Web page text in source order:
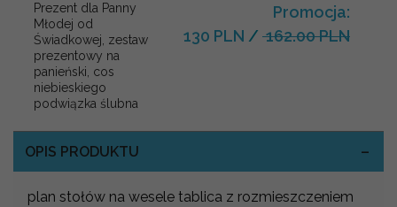
Prezent dla Panny
Młodej od
Świadkowej, zestaw
prezentowy na
panieński, cos
niebieskiego
podwiązka ślubna
Promocja:
130 PLN / 162.00 PLN
OPIS PRODUKTU
plan stołów na wesele tablica z rozmieszczeniem